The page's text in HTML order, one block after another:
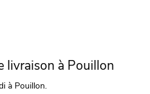
livraison à Pouillon
à Pouillon.